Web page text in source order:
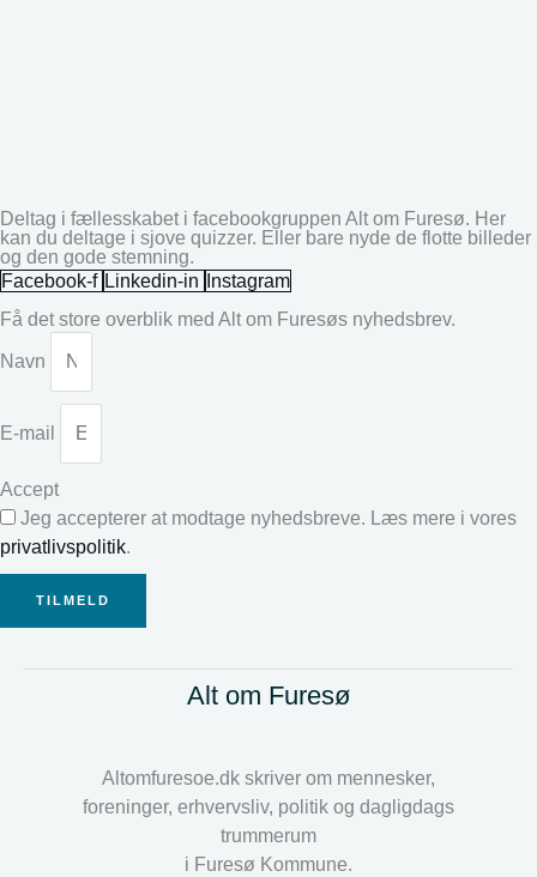
Deltag i fællesskabet i facebookgruppen Alt om Furesø. Her
kan du deltage i sjove quizzer. Eller bare nyde de flotte billeder
og den gode stemning.
Facebook-f Linkedin-in
Instagram
Få det store overblik med Alt om Furesøs nyhedsbrev.
Navn
E-mail
Accept
Jeg accepterer at modtage nyhedsbreve. Læs mere i vores
privatlivspolitik.
TILMELD
Alt om Furesø
Altomfuresoe.dk skriver om mennesker,
foreninger, erhvervsliv, politik og dagligdags
trummerum
i Furesø Kommune.